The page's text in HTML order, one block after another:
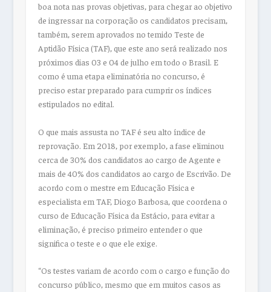
boa nota nas provas objetivas, para chegar ao objetivo
de ingressar na corporação os candidatos precisam,
também, serem aprovados no temido Teste de
Aptidão Física (TAF), que este ano será realizado nos
próximos dias 03 e 04 de julho em todo o Brasil. E
como é uma etapa eliminatória no concurso, é
preciso estar preparado para cumprir os índices
estipulados no edital.
O que mais assusta no TAF é seu alto índice de
reprovação. Em 2018, por exemplo, a fase eliminou
cerca de 30% dos candidatos ao cargo de Agente e
mais de 40% dos candidatos ao cargo de Escrivão. De
acordo com o mestre em Educação Física e
especialista em TAF, Diogo Barbosa, que coordena o
curso de Educação Física da Estácio, para evitar a
eliminação, é preciso primeiro entender o que
significa o teste e o que ele exige.
“Os testes variam de acordo com o cargo e função do
concurso público, mesmo que em muitos casos as